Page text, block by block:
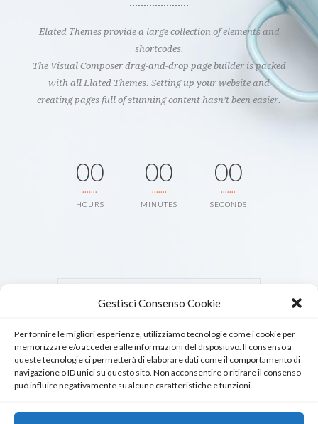
Gestisci Consenso Cookie
Per fornire le migliori esperienze, utilizziamo tecnologie come i cookie per
memorizzare e/o accedere alle informazioni del dispositivo. Il consenso a
queste tecnologie ci permetterà di elaborare dati come il comportamento di
navigazione o ID unici su questo sito. Non acconsentire o ritirare il consenso
può influire negativamente su alcune caratteristiche e funzioni.
Elated Themes provide a large collection of elements and
shortcodes.
The Visual Composer drag-and-drop page builder is packed
with all Elated Themes. Setting up your website and
creating pages full of stunning content hasn’t been easier.
00
HOURS
00
MINUTES
00
SECONDS